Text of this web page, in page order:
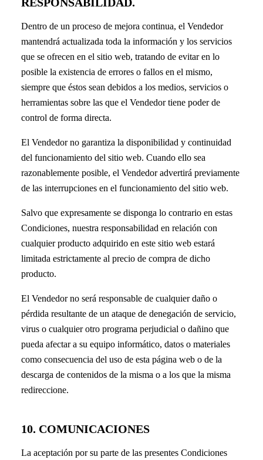
Dentro de un proceso de mejora continua, el Vendedor
mantendrá actualizada toda la información y los servicios
que se ofrecen en el sitio web, tratando de evitar en lo
posible la existencia de errores o fallos en el mismo,
siempre que éstos sean debidos a los medios, servicios o
herramientas sobre las que el Vendedor tiene poder de
control de forma directa.
El Vendedor no garantiza la disponibilidad y continuidad
del funcionamiento del sitio web. Cuando ello sea
razonablemente posible, el Vendedor advertirá previamente
de las interrupciones en el funcionamiento del sitio web.
Salvo que expresamente se disponga lo contrario en estas
Condiciones, nuestra responsabilidad en relación con
cualquier producto adquirido en este sitio web estará
limitada estrictamente al precio de compra de dicho
producto.
El Vendedor no será responsable de cualquier daño o
pérdida resultante de un ataque de denegación de servicio,
virus o cualquier otro programa perjudicial o dañino que
pueda afectar a su equipo informático, datos o materiales
como consecuencia del uso de esta página web o de la
descarga de contenidos de la misma o a los que la misma
redireccione.
10. COMUNICACIONES
La aceptación por su parte de las presentes Condiciones